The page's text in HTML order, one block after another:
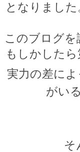
となりまし
このブログを
もしかした
実力の差によ
がい
そ